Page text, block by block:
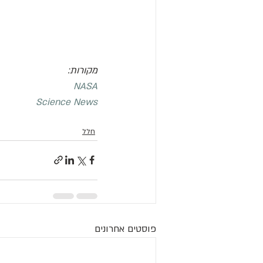
מקורות:
NASA
Science News
חלל
פוסטים אחרונים